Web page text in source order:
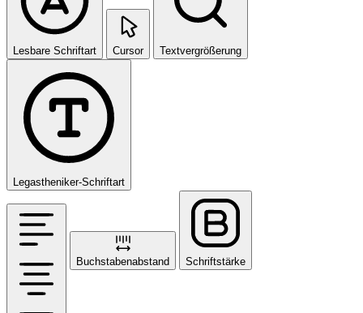
Lesbare Schriftart Cursor Textvergrößerung
Legastheniker-Schriftart
Buchstabenabstand Schriftstärke